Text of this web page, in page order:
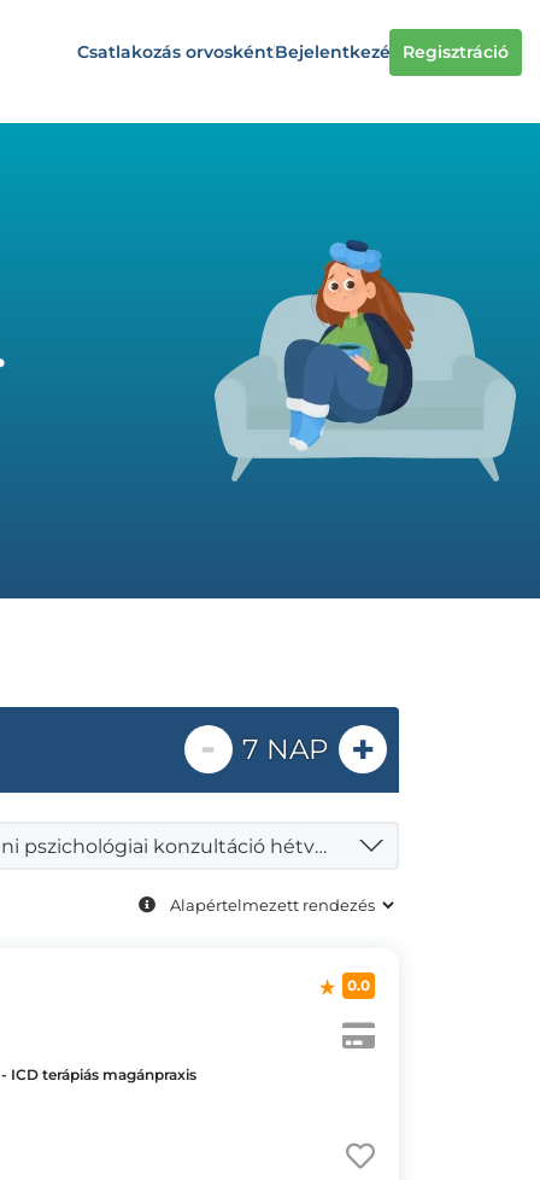
Csatlakozás orvoskéntBejelentkezés Regisztráció
- 7 NAP +
Egyéni pszichológiai konzultáció hétvégén
ICD terápiás magánpraxis
0.0